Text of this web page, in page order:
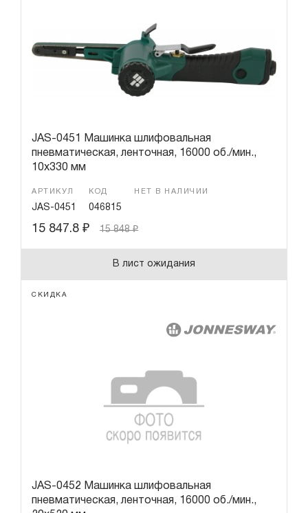
Доставка и оплата
JAS-0451 Машинка шлифовальная
пневматическая, ленточная, 16000 об./мин.,
10х330 мм
АРТИКУЛ
JAS-0451
КОД
046815
НЕТ В НАЛИЧИИ
15 847.8 ₽ 15 848₽
В лист ожидания
СКИДКА
JAS-0452 Машинка шлифовальная
пневматическая, ленточная, 16000 об./мин.,